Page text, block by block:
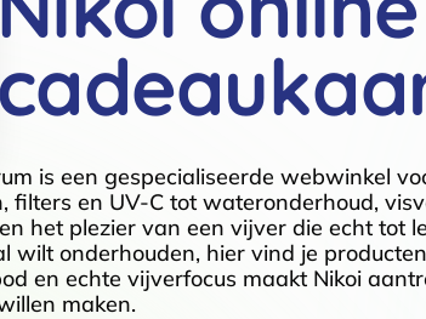
is een gespecialiseerde webwinkel
filters en UV-C tot wateronderhoud,
het plezier van een vijver die echt tot
wilt onderhouden, hier vind je
en echte vijverfocus maakt Nikoi
maken.